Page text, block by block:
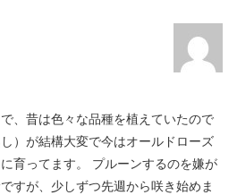
、昔は色々な品種を植えていたので
）が結構大変で今はオールドローズ
育ってます。 プルーンするのを嫌が
すが、少しずつ先週から咲き始めま